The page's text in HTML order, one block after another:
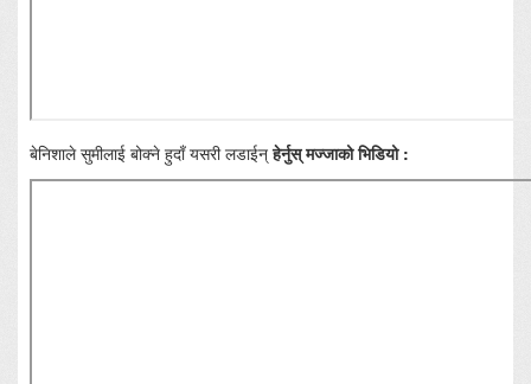
बेनिशाले सुमीलाई बोक्ने हुदाँ यसरी लडाईन्हेर्नुस् मज्जाको भिडियो :